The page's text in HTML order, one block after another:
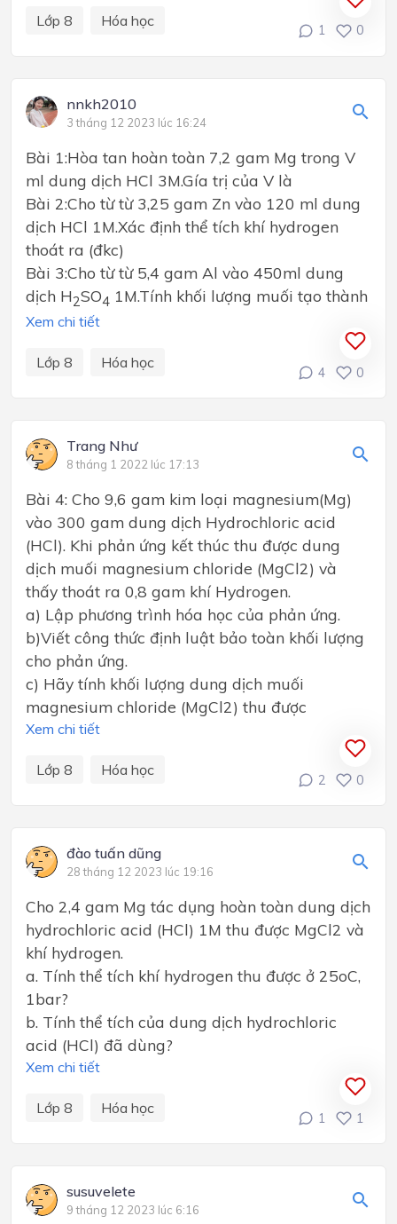
Lớp 8 Hóa học
1 0
nnkh2010
3 tháng 12 2023 lúc 16:24
Bài 1:Hòa tan hoàn toàn 7,2 gam Mg trong V
ml dung dịch HCl 3M.Gía trị của V là
Bài 2:Cho từ từ 3,25 gam Zn vào 120 ml dung
dịch HCl 1M.Xác định thể tích khí hydrogen
thoát ra (đkc)
Bài 3:Cho từ từ 5,4 gam Al vào 450ml dung
dịch H2SO4 1M.Tính khối lượng muối tạo thành
Xem chi tiết
Lớp 8 Hóa học
4 0
Trang Như
8 tháng 1 2022 lúc 17:13
Bài 4: Cho 9,6 gam kim loại magnesium(Mg)
vào 300 gam dung dịch Hydrochloric acid
(HCl). Khi phản ứng kết thúc thu được dung
dịch muối magnesium chloride (MgCl2) và
thấy thoát ra 0,8 gam khí Hydrogen.
a) Lập phương trình hóa học của phản ứng.
b)Viết công thức định luật bảo toàn khối lượng
cho phản ứng.
c) Hãy tính khối lượng dung dịch muối
magnesium chloride (MgCl2) thu được
Xem chi tiết
Lớp 8 Hóa học
2 0
đào tuấn dũng
28 tháng 12 2023 lúc 19:16
Cho 2,4 gam Mg tác dụng hoàn toàn dung dịch
hydrochloric acid (HCl) 1M thu được MgCl2 và
khí hydrogen.
a. Tính thể tích khí hydrogen thu được ở 25oC,
1bar?
b. Tính thể tích của dung dịch hydrochloric
acid (HCl) đã dùng?
Xem chi tiết
Lớp 8 Hóa học
1 1
susuvelete
9 tháng 12 2023 lúc 6:16